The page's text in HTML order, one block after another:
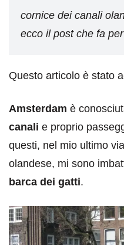
cornice dei canali
ecco il post che fa
Questo articolo è stato
Amsterdam è
canali e proprio
questi, nel mio ultimo
olandese, mi sono
barca dei gatti.